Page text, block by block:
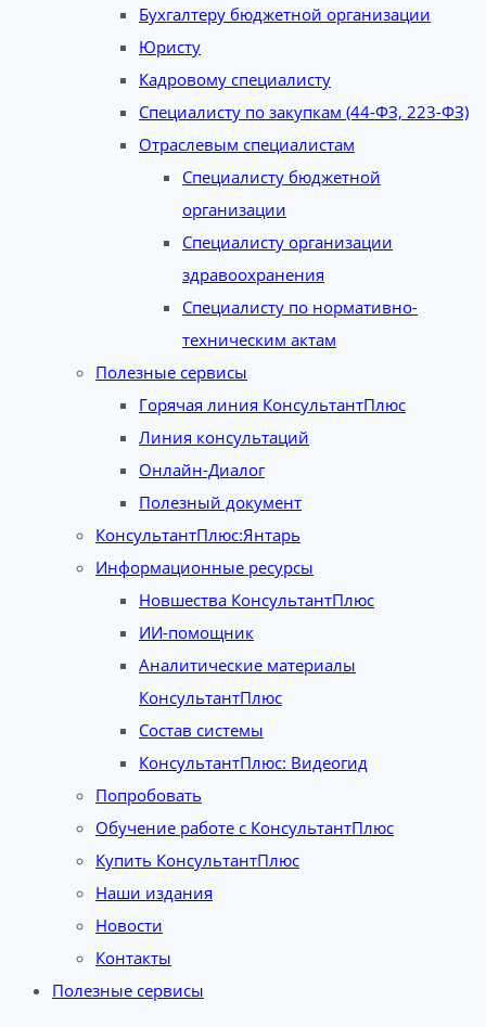
Бухгалтеру бюджетной организации
Юристу
Кадровому специалисту
Специалисту по закупкам (44-ФЗ, 223-ФЗ)
Отраслевым специалистам
Специалисту бюджетной
организации
Специалисту организации
здравоохранения
Специалисту по нормативно-
техническим актам
Полезные сервисы
Горячая линия КонсультантПлюс
Линия консультаций
Онлайн-Диалог
Полезный документ
КонсультантПлюс:Янтарь
Информационные ресурсы
Новшества КонсультантПлюс
ИИ-помощник
Аналитические материалы
КонсультантПлюс
Состав системы
КонсультантПлюс: Видеогид
Попробовать
Обучение работе с КонсультантПлюс
Купить КонсультантПлюс
Наши издания
Новости
Контакты
Полезные сервисы